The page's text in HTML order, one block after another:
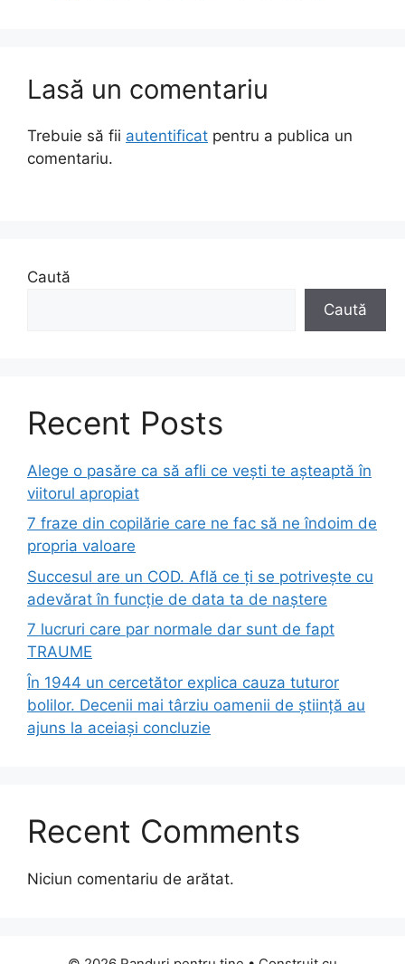
Lasă un comentariu
Trebuie să fii autentificat pentru a publica un
comentariu.
Caută
Caută
Recent Posts
Alege o pasăre ca să afli ce vești te așteaptă în
viitorul apropiat
7 fraze din copilărie care ne fac să ne îndoim de
propria valoare
Succesul are un COD. Află ce ți se potrivește cu
adevărat în funcție de data ta de naștere
7 lucruri care par normale dar sunt de fapt
TRAUME
În 1944 un cercetător explica cauza tuturor
bolilor. Decenii mai târziu oamenii de știință au
ajuns la aceiași concluzie
Recent Comments
Niciun comentariu de arătat.